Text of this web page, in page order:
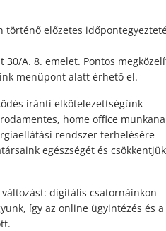
gyermek
és a
dimenziói
egyre több
videókat és
történő előzetes
A. 8. emelet. Pontos
menüpont alatt érhető el.
iránti elkötelezettségünk
home office
rendszer terhelésére
egészségét és csökkentjük
digitális csatornáinkon
így az online ügyintézés és a